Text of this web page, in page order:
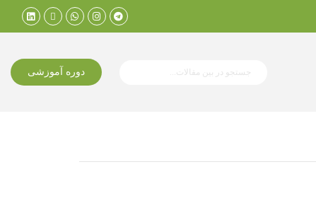
دوره آموزشی